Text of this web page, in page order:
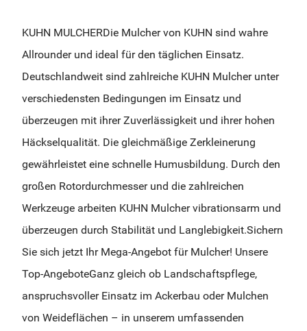
KUHN MULCHERDie Mulcher von KUHN sind wahre
Allrounder und ideal für den täglichen Einsatz.
Deutschlandweit sind zahlreiche KUHN Mulcher unter
verschiedensten Bedingungen im Einsatz und
überzeugen mit ihrer Zuverlässigkeit und ihrer hohen
Häckselqualität. Die gleichmäßige Zerkleinerung
gewährleistet eine schnelle Humusbildung. Durch den
großen Rotordurchmesser und die zahlreichen
Werkzeuge arbeiten KUHN Mulcher vibrationsarm und
überzeugen durch Stabilität und Langlebigkeit.Sichern
Sie sich jetzt Ihr Mega-Angebot für Mulcher! Unsere
Top-AngeboteGanz gleich ob Landschaftspflege,
anspruchsvoller Einsatz im Ackerbau oder Mulchen
von Weideflächen – in unserem umfassenden